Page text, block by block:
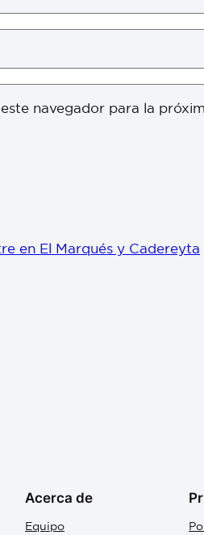
navegador para la
en El Marqués y Cadereyta
Acerca de
Equipo